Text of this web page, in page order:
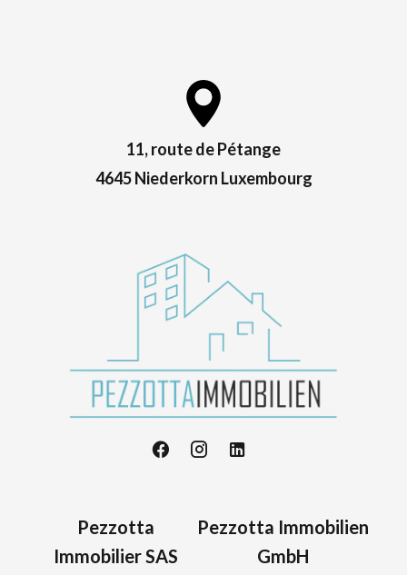
11, route de Pétange
4645 Niederkorn Luxembourg
Pezzotta
Immobilier SAS
Pezzotta Immobilien
GmbH